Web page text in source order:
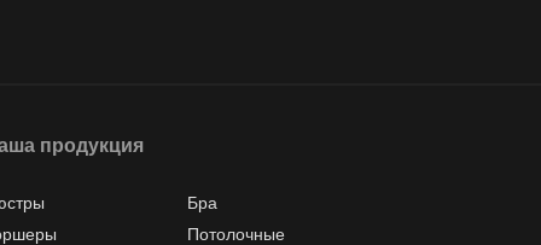
продукция
Бра
Потолочные